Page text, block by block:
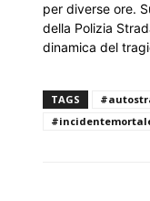
per diverse ore.
della Polizia
dinamica del
TAGS